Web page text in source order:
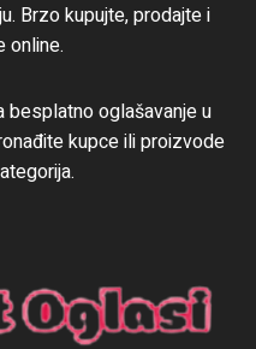
Brzo kupujte, prodajte i
online.
besplatno oglašavanje u
kupce ili proizvode